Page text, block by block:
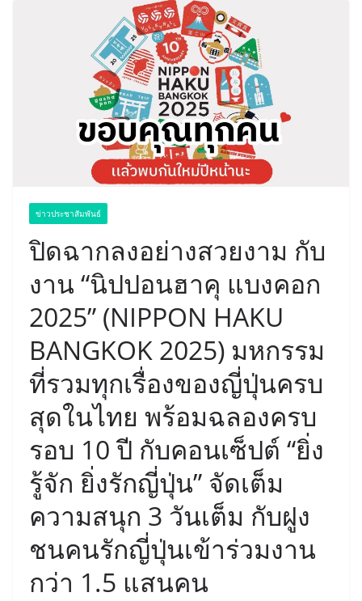
ข่าวประชาสัมพันธ์
ปิดฉากลงอย่างสวยงาม กับ
งาน “นิปปอนฮาคุ แบงคอก
2025” (NIPPON HAKU
BANGKOK 2025) มหกรรม
ที่รวมทุกเรื่องของญี่ปุ่นครบ
สุดในไทย พร้อมฉลองครบ
รอบ 10 ปี กับคอนเซ็ปต์ “ยิ่ง
รู้จัก ยิ่งรักญี่ปุ่น” จัดเต็ม
ความสนุก 3 วันเต็ม กับฝูง
ชนคนรักญี่ปุ่นเข้าร่วมงาน
กว่า 1.5 แสนคน